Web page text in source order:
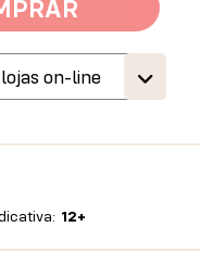
on-line
12+